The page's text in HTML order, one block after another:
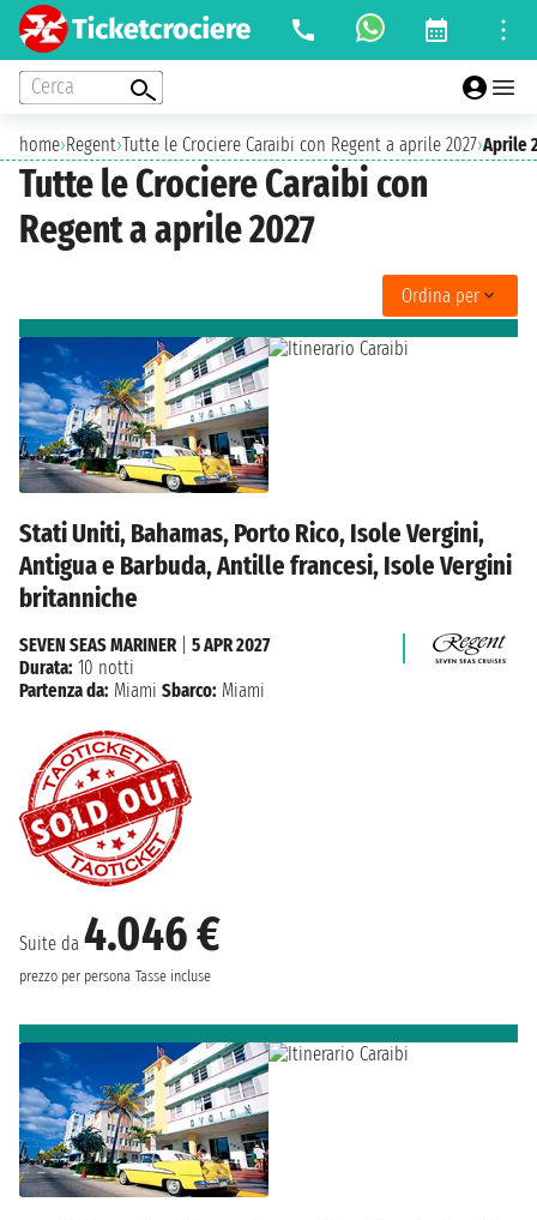
Cerca
home›Regent›Tutte le Crociere Caraibi con Regent a aprile 2027›Aprile
Tutte le Crociere Caraibi con
Regent a aprile 2027
Ordina per
Stati Uniti, Bahamas, Porto Rico, Isole Vergini,
Antigua e Barbuda, Antille francesi, Isole Vergini
britanniche
Suite da 4.046 €
prezzo per persona Tasse incluse
SEVEN SEAS MARINER
5 APR 2027
Durata: 10 notti
Partenza da: Miami Sbarco: Miami